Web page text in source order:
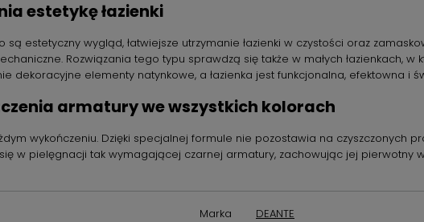
estetykę łazienki
estetyczny wygląd, łatwiejsze utrzymanie łazienki w czystości oraz
Rozwiązania tego typu sprawdzą się także w małych łazienkach, w
dekoracyjne elementy natynkowe, a łazienka jest funkcjonalna, efektowna i
armatury we wszystkich kolorach
wykończeniu. Dzięki specjalnej formule nie pozostawia na czyszczonych
w pielęgnacji tak wymagającej czarnej armatury, zachowując jej pierwotny
Marka
DEANTE